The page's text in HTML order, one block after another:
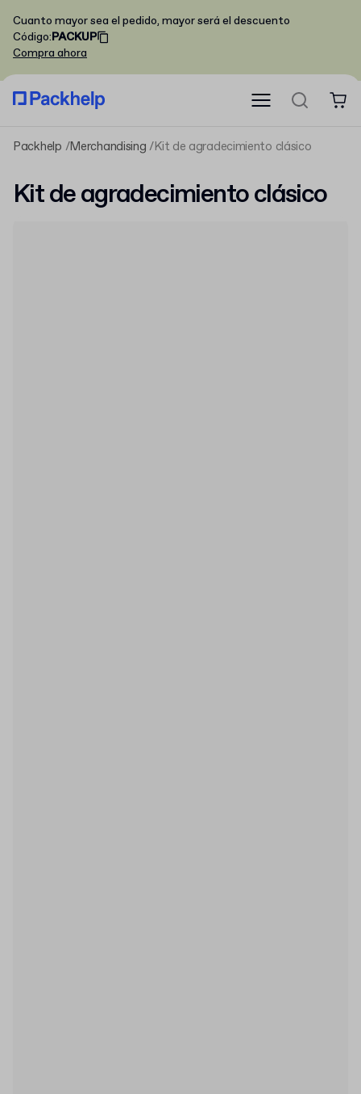
Cuanto mayor sea el pedido, mayor será el descuento
Código:PACKUP
Compra ahora
Packhelp Merchandising Kit de agradecimiento clásico
Kit de agradecimiento clásico